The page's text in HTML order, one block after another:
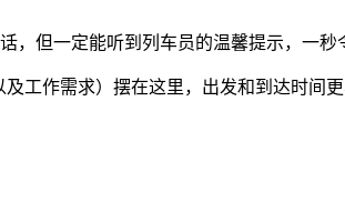
，但一定能听到列车员的温馨提示，一
工作需求）摆在这里，出发和到达时间